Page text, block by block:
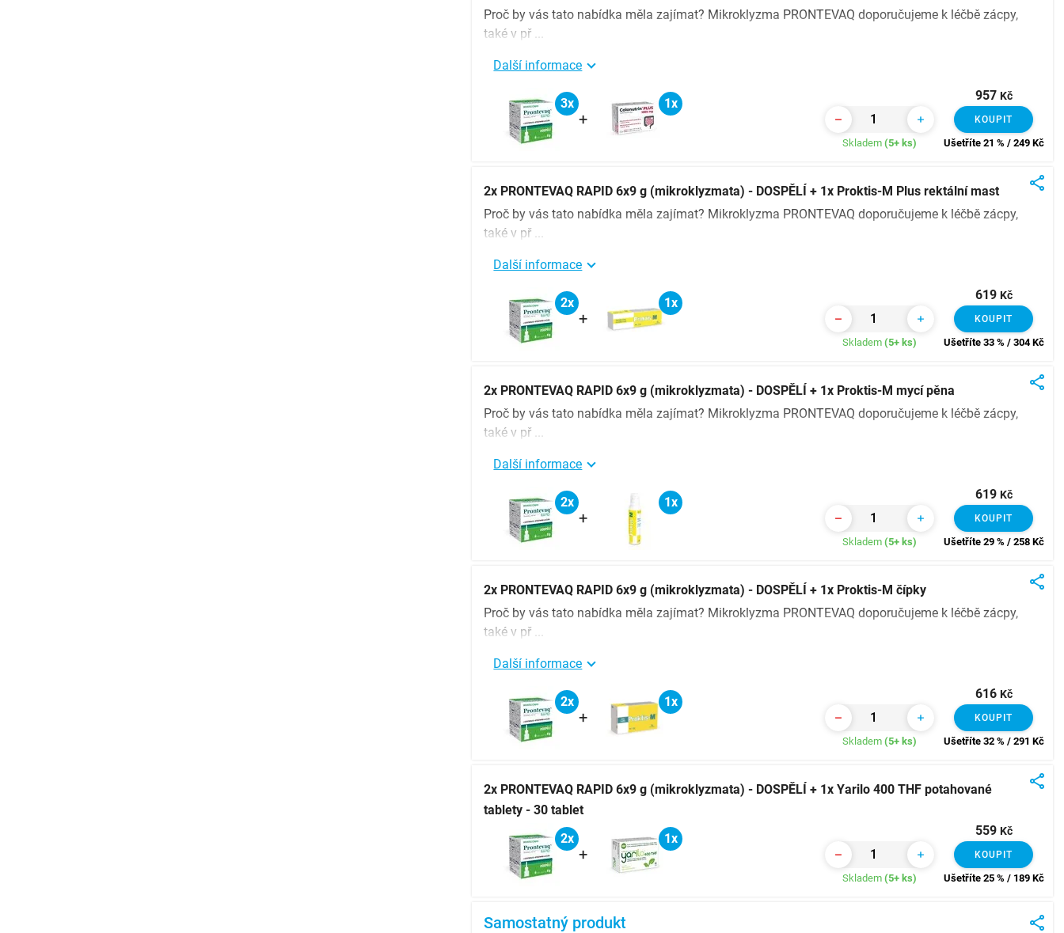
Proč by vás tato nabídka měla zajímat? Mikroklyzma PRONTEVAQ doporučujeme k léčbě zácpy,
také v př ...
Další informace
3x
+
1x
957 Kč
KOUPIT
Skladem (5+ ks) Ušetříte 21 % / 249 Kč
2x PRONTEVAQ RAPID 6x9 g (mikroklyzmata) - DOSPĚLÍ + 1x Proktis-M Plus rektální mast
Proč by vás tato nabídka měla zajímat? Mikroklyzma PRONTEVAQ doporučujeme k léčbě zácpy,
také v př ...
Další informace
2x
+
1x
619 Kč
KOUPIT
Skladem (5+ ks) Ušetříte 33 % / 304Kč
2x PRONTEVAQ RAPID 6x9 g (mikroklyzmata) - DOSPĚLÍ + 1x Proktis-M mycí pěna
Proč by vás tato nabídka měla zajímat? Mikroklyzma PRONTEVAQ doporučujeme k léčbě zácpy,
také v př ...
Další informace
2x
+
1x
619 Kč
KOUPIT
Skladem (5+ ks) Ušetříte 29 % / 258 Kč
2x PRONTEVAQ RAPID 6x9 g (mikroklyzmata) - DOSPĚLÍ + 1x Proktis-M čípky
Proč by vás tato nabídka měla zajímat? Mikroklyzma PRONTEVAQ doporučujeme k léčbě zácpy,
také v př ...
Další informace
2x
+
1x
616 Kč
KOUPIT
Skladem (5+ ks) Ušetříte 32 % / 291 Kč
2x PRONTEVAQ RAPID 6x9 g (mikroklyzmata) - DOSPĚLÍ + 1x Yarilo 400 THF potahované
tablety - 30 tablet
2x
+
1x
559 Kč
KOUPIT
Skladem (5+ ks) Ušetříte 25 % / 189 Kč
Samostatný produkt